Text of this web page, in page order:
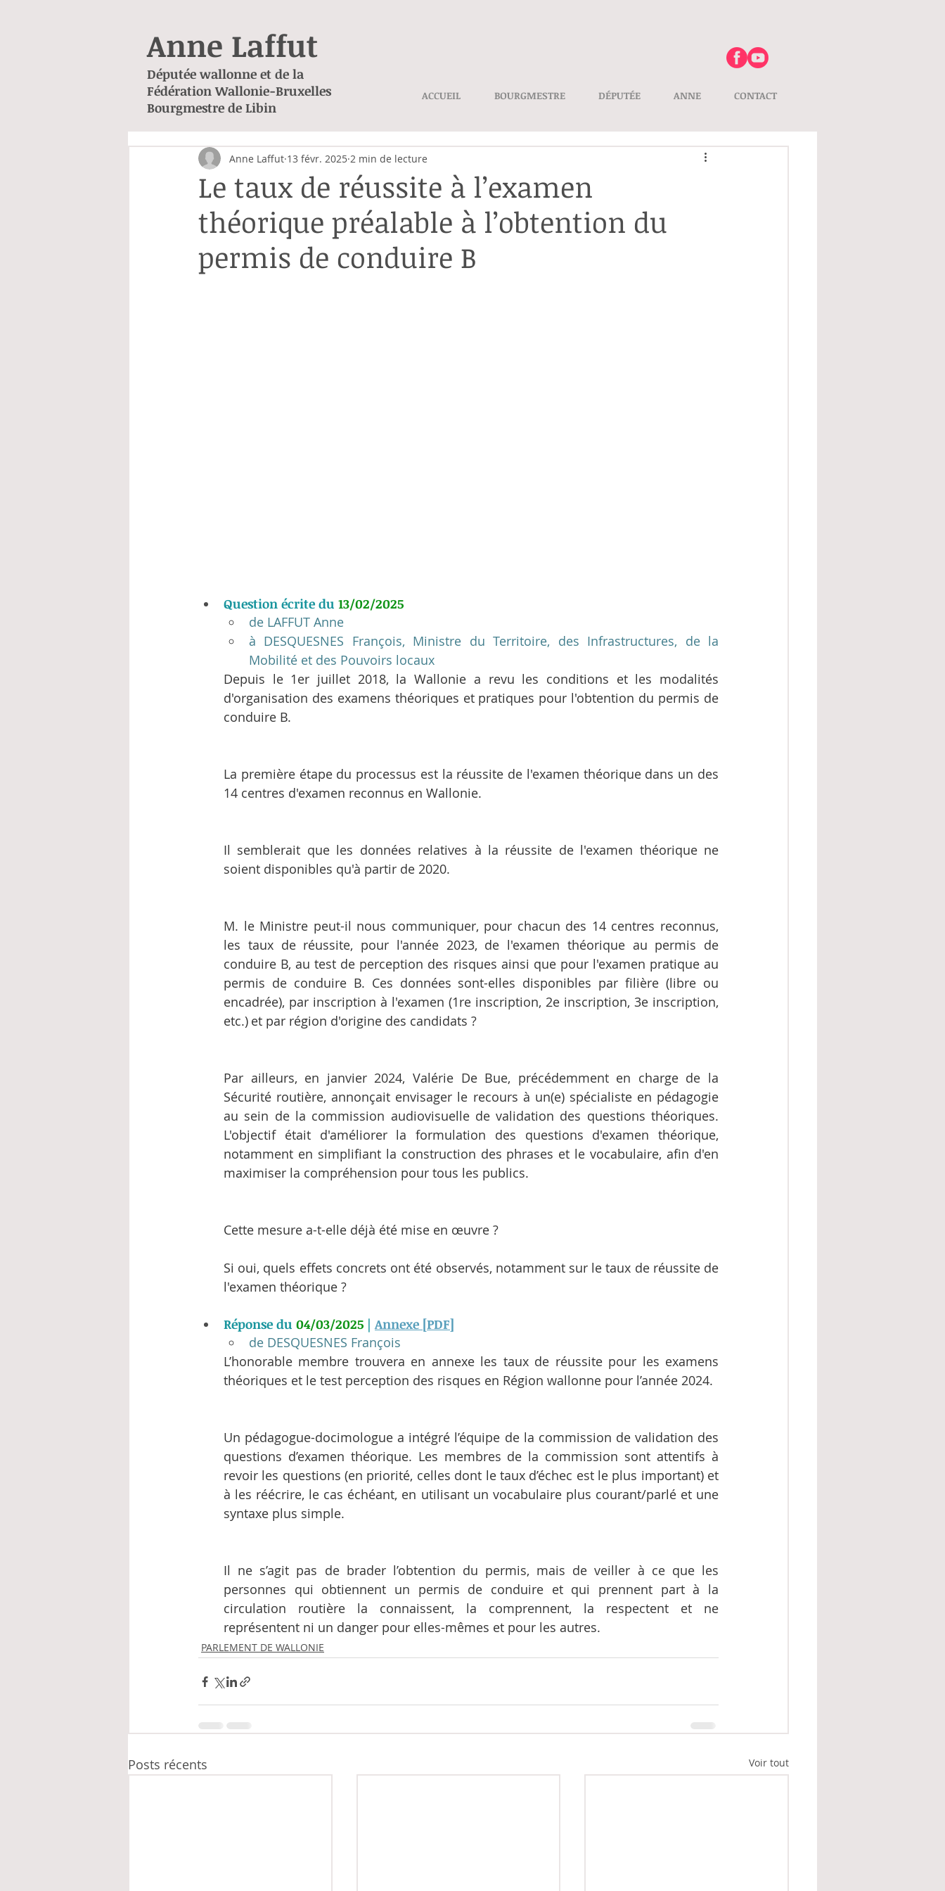
Anne Laffut
Députée wallonne et de la
Fédération Wallonie-Bruxelles
Bourgmestre de Libin
ACCUEIL BOURGMESTRE DÉPUTÉE ANNE CONTACT
Le taux de réussite à l’examen
théorique préalable à l’obtention du
permis de conduire B
Anne Laffut 13 févr. 2025 2 min de lecture
Question écrite du 13/02/2025
de LAFFUT Anne
à DESQUESNES François, Ministre du Territoire, des Infrastructures, de la
Mobilité et des Pouvoirs locaux
Depuis le 1er juillet 2018, la Wallonie a revu les conditions et les modalités
d'organisation des examens théoriques et pratiques pour l'obtention du permis de
conduire B.
La première étape du processus est la réussite de l'examen théorique dans un des
14 centres d'examen reconnus en Wallonie.
Il semblerait que les données relatives à la réussite de l'examen théorique ne
soient disponibles qu'à partir de 2020.
M. le Ministre peut-il nous communiquer, pour chacun des 14 centres reconnus,
les taux de réussite, pour l'année 2023, de l'examen théorique au permis de
conduire B, au test de perception des risques ainsi que pour l'examen pratique au
permis de conduire B. Ces données sont-elles disponibles par filière (libre ou
encadrée), par inscription à l'examen (1re inscription, 2e inscription, 3e inscription,
etc.) et par région d'origine des candidats ?
Par ailleurs, en janvier 2024, Valérie De Bue, précédemment en charge de la
Sécurité routière, annonçait envisager le recours à un(e) spécialiste en pédagogie
au sein de la commission audiovisuelle de validation des questions théoriques.
L'objectif était d'améliorer la formulation des questions d'examen théorique,
notamment en simplifiant la construction des phrases et le vocabulaire, afin d'en
maximiser la compréhension pour tous les publics.
Cette mesure a-t-elle déjà été mise en œuvre ?
Si oui, quels effets concrets ont été observés, notamment sur le taux de réussite de
l'examen théorique ?
Réponse du 04/03/2025 | Annexe [PDF]
de DESQUESNES François
L’honorable membre trouvera en annexe les taux de réussite pour les examens
théoriques et le test perception des risques en Région wallonne pour l’année 2024.
Un pédagogue-docimologue a intégré l’équipe de la commission de validation des
questions d’examen théorique. Les membres de la commission sont attentifs à
revoir les questions (en priorité, celles dont le taux d’échec est le plus important) et
à les réécrire, le cas échéant, en utilisant un vocabulaire plus courant/parlé et une
syntaxe plus simple.
Il ne s’agit pas de brader l’obtention du permis, mais de veiller à ce que les
personnes qui obtiennent un permis de conduire et qui prennent part à la
circulation routière la connaissent, la comprennent, la respectent et ne
représentent ni un danger pour elles-mêmes et pour les autres.
PARLEMENT DE WALLONIE
Posts récents Voir tout